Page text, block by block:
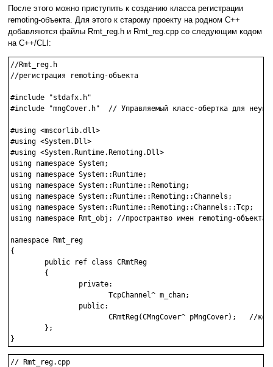
После этого можно приступить к созданию класса регистрации
remoting-объекта. Для этого к старому проекту на родном C++
добавляются файлы Rmt_reg.h и Rmt_reg.cpp со следующим кодом
на C++/CLI:
//Rmt_reg.h
//регистрация remoting-объекта
#include "stdafx.h"
#include "mngCover.h"  // Управляемый класс-обертка для
#using <mscorlib.dll>
#using <System.Dll>
#using <System.Runtime.Remoting.Dll>
using namespace System;
using namespace System::Runtime;
using namespace System::Runtime::Remoting;
using namespace System::Runtime::Remoting::Channels;
using namespace System::Runtime::Remoting::Channels::Tcp;
using namespace Rmt_obj; //пространтво имен remoting-объекта
namespace Rmt_reg
{
public ref class CRmtReg
{
private:
TcpChannel^ m_chan;
public:
CRmtReg(CMngCover^ pMngCover);   //
};
}
// Rmt_reg.cpp